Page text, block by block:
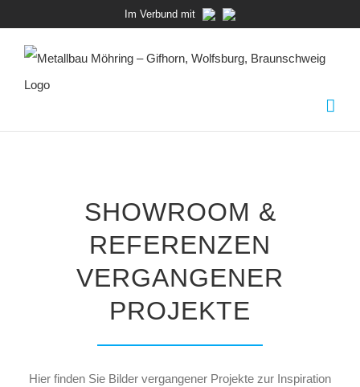
springen
Im Verbund mit
SHOWROOM &
REFERENZEN
VERGANGENER
PROJEKTE
Hier finden Sie Bilder vergangener Projekte zur Inspiration